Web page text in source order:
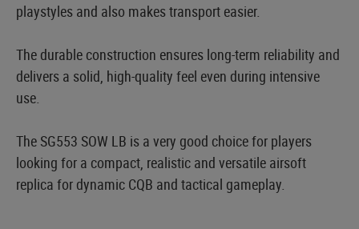
playstyles and also makes transport easier.
The durable construction ensures long-term reliability and
delivers a solid, high-quality feel even during intensive
use.
The SG553 SOW LB is a very good choice for players
looking for a compact, realistic and versatile airsoft
replica for dynamic CQB and tactical gameplay.